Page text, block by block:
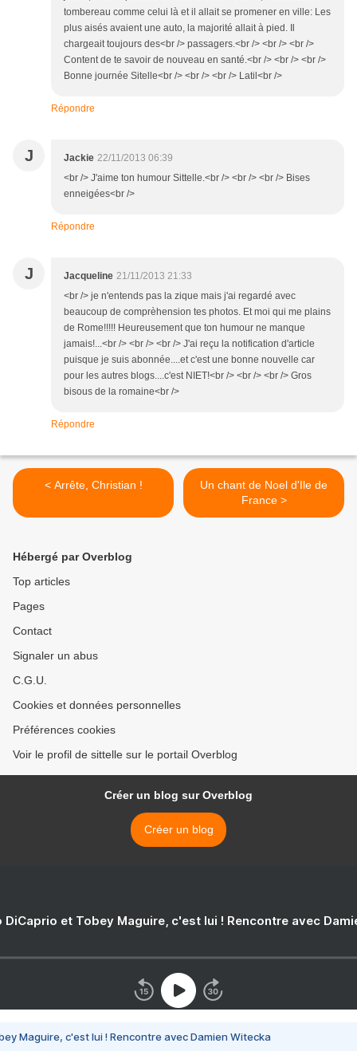
tombereau comme celui là et il allait se promener en ville: Les
plus aisés avaient une auto, la majorité allait à pied. Il
chargeait toujours des<br /> passagers.<br /> <br /> <br />
Content de te savoir de nouveau en santé.<br /> <br /> <br />
Bonne journée Sitelle<br /> <br /> <br /> Latil<br />
Répondre
J Jackie 22/11/2013 06:39
<br /> J'aime ton humour Sittelle.<br /> <br /> <br /> Bises
enneigées<br />
Répondre
J Jacqueline 21/11/2013 21:33
<br /> je n'entends pas la zique mais j'ai regardé avec
beaucoup de comprèhension tes photos. Et moi qui me plains
de Rome!!!!! Heureusement que ton humour ne manque
jamais!...<br /> <br /> <br /> J'ai reçu la notification d'article
puisque je suis abonnée....et c'est une bonne nouvelle car
pour les autres blogs....c'est NIET!<br /> <br /> <br /> Gros
bisous de la romaine<br />
Répondre
< Arrête, Christian !
Un chant de Noel d'Ile de
France >
Hébergé par Overblog
Top articles
Pages
Contact
Signaler un abus
C.G.U.
Cookies et données personnelles
Préférences cookies
Voir le profil de sittelle sur le portail Overblog
Créer un blog sur Overblog
Créer un blog
DiCaprio et Tobey Maguire, c'est lui ! Rencontre avec
Maguire, c'est lui ! Rencontre avec Damien Witecka